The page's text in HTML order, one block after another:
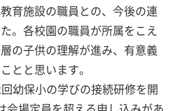
育施設の職員との、今後の連
。各校園の職員が所属をこえ
の子供の理解が進み、有意義
とと思います。
幼保小の学びの接続研修を開